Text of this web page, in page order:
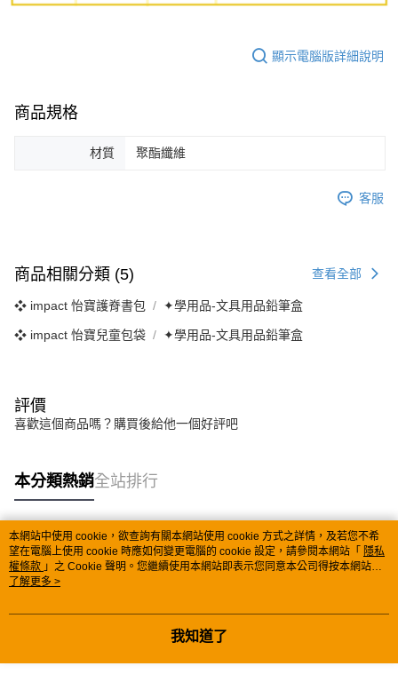
顯示電腦版詳細說明
商品規格
材質 聚酯纖維
客服
商品相關分類 (5) 查看全部
❖ impact 怡寶護脊書包 ✦學用品-文具用品鉛筆盒
❖ impact 怡寶兒童包袋 ✦學用品-文具用品鉛筆盒
評價
喜歡這個商品嗎？購買後給他一個好評吧
本分類熱銷全站排行
熱門標籤
本網站中使用 cookie，欲查詢有關本網站使用 cookie 方式之詳情，及若您不希
望在電腦上使用 cookie 時應如何變更電腦的 cookie 設定，請參閱本網站「 隱私
權條款 」之 Cookie 聲明。您繼續使用本網站即表示您同意本公司得按本網站使
用條款之 Cookie 聲明使用 cookie。
了解更多 >
我知道了